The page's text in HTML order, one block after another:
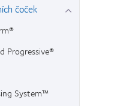
čoček
Progressive®
System™